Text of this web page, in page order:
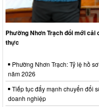
Phường Nhơn Trạch đổi mới
thực
Phường Nhơn Trạch: Tỷ lệ hồ
năm 2026
Tiếp tục đẩy mạnh chuyển đổi
doanh nghiệp